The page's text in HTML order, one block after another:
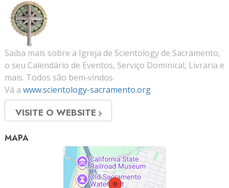
Saiba mais sobre a Igreja de Scientology de Sacramento,
o seu Calendário de Eventos, Serviço Dominical, Livraria e
mais. Todos são bem‑vindos.
Vá a www.scientology-sacramento.org
VISITE O WEBSITE
MAPA